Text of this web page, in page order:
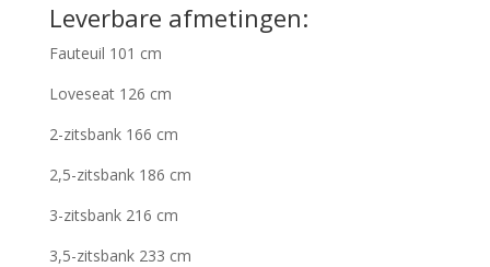
Leverbare afmetingen:
Fauteuil 101 cm
Loveseat 126 cm
2-zitsbank 166 cm
2,5-zitsbank 186 cm
3-zitsbank 216 cm
3,5-zitsbank 233 cm